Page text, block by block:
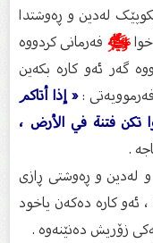
لەدین و ڕەوشتدا
ﷺفەرمانی کردووە
گەر ئەو کارە بکەین
:« إذا أتاكم
تكن فتنة في الأرض ،
.
و ڕەوشتی ڕازی
کارە دەکەن یاخود
زۆریش دەنێنەوە .